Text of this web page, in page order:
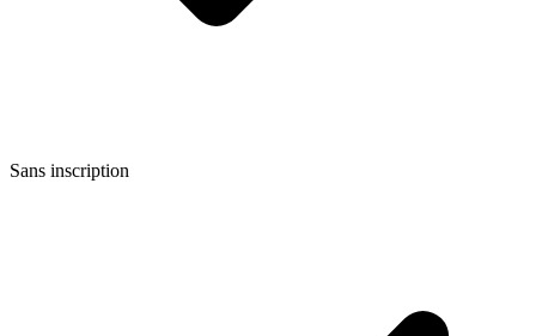
Sans inscription